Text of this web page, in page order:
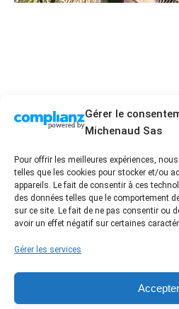
Gérer le
Michenaud Sas
Pour offrir les meilleures expériences,
telles que les cookies pour stocker et/ou
appareils. Le fait de consentir à ces
des données telles que le comportement
sur ce site. Le fait de ne pas consentir ou
avoir un effet négatif sur certaines
Gérer les services
Accepter
2 Allée Blaise Pascal - ZA
Boissière des
02 51 94 01 96 -
Accueil
Entreprise
FAQ / Conseil